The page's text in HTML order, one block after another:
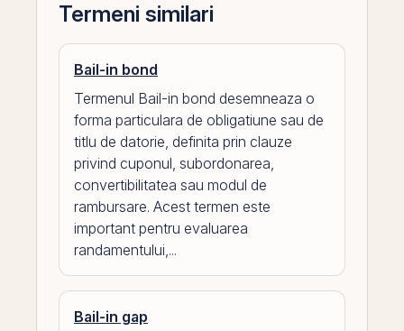
Termeni similari
Bail-in bond
Termenul Bail-in bond desemneaza o
forma particulara de obligatiune sau de
titlu de datorie, definita prin clauze
privind cuponul, subordonarea,
convertibilitatea sau modul de
rambursare. Acest termen este
important pentru evaluarea
randamentului,...
Bail-in gap